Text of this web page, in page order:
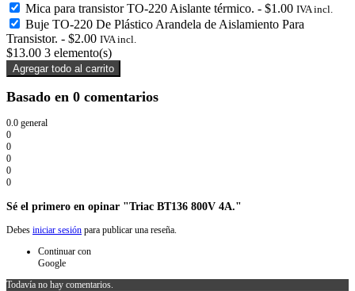
Mica para transistor TO-220 Aislante térmico. - $1.00 IVA incl.
Buje TO-220 De Plástico Arandela de Aislamiento Para
Transistor. - $2.00 IVA incl.
$13.00 3 elemento(s)
Agregar todo al carrito
Basado en 0 comentarios
0.0 general
0
0
0
0
0
Sé el primero en opinar "Triac BT136 800V 4A."
Debes iniciar sesión para publicar una reseña.
Continuar con
Google
Todavía no hay comentarios.